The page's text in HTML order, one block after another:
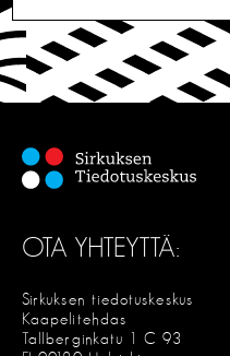
OTA YHTEYTTÄ:
Sirkuksen tiedotuskeskus
Kaapelitehdas
Tallberginkatu 1 C 93